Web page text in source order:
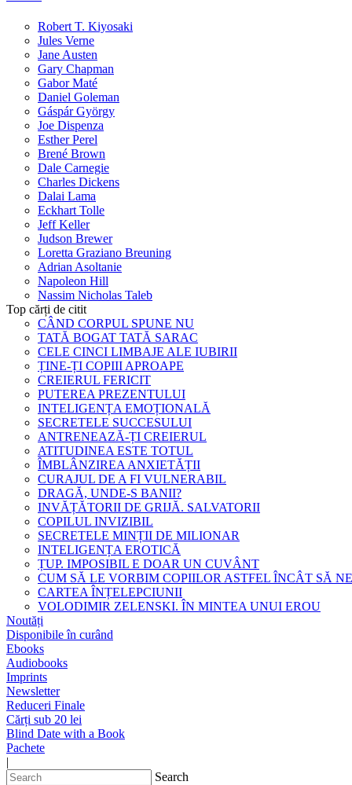
Robert T. Kiyosaki
Jules Verne
Jane Austen
Gary Chapman
Gabor Maté
Daniel Goleman
Gáspár György
Joe Dispenza
Esther Perel
Brené Brown
Dale Carnegie
Charles Dickens
Dalai Lama
Eckhart Tolle
Jeff Keller
Judson Brewer
Loretta Graziano Breuning
Adrian Asoltanie
Napoleon Hill
Nassim Nicholas Taleb
Top cărți de citit
CÂND CORPUL SPUNE NU
TATĂ BOGAT TATĂ SARAC
CELE CINCI LIMBAJE ALE IUBIRII
ȚINE-ȚI COPIII APROAPE
CREIERUL FERICIT
PUTEREA PREZENTULUI
INTELIGENȚA EMOȚIONALĂ
SECRETELE SUCCESULUI
ANTRENEAZĂ-ȚI CREIERUL
ATITUDINEA ESTE TOTUL
ÎMBLÂNZIREA ANXIETĂȚII
CURAJUL DE A FI VULNERABIL
DRAGĂ, UNDE-S BANII?
INVĂȚĂTORII DE GRIJĂ. SALVATORII
COPILUL INVIZIBIL
SECRETELE MINȚII DE MILIONAR
INTELIGENȚA EROTICĂ
ȚUP. IMPOSIBIL E DOAR UN CUVÂNT
CUM SĂ LE VORBIM COPIILOR ASTFEL ÎNCÂT SĂ
CARTEA ÎNȚELEPCIUNII
VOLODIMIR ZELENSKI. ÎN MINTEA UNUI EROU
Noutăți
Disponibile în curând
Ebooks
Audiobooks
Imprints
Newsletter
Reduceri Finale
Cărți sub 20 lei
Blind Date with a Book
Pachete
|
Search